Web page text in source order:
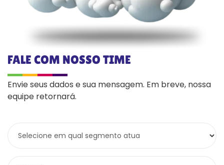
FALE COM NOSSO TIME
Envie seus dados e sua mensagem. Em breve, nossa
equipe retornará.
Selecione em qual segmento atua